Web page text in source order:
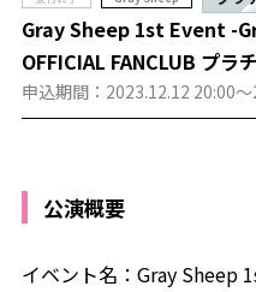
Gray Sheep 1st Event -
OFFICIAL FANCLUB プラ
申込期間：2023.12.12 20:00
公演概要
イベント名：Gray Sheep